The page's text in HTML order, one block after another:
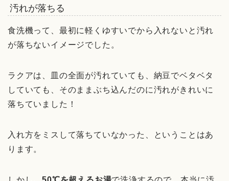
汚れが落ちる
食洗機って、最初に軽くゆすいでから入れないと汚れ
が落ちないイメージでした。
ラクアは、皿の全面が汚れていても、納豆でベタベタ
していても、そのままぶち込んだのに汚れがきれいに
落ちていました！
入れ方をミスして落ちていなかった、ということはあ
ります。